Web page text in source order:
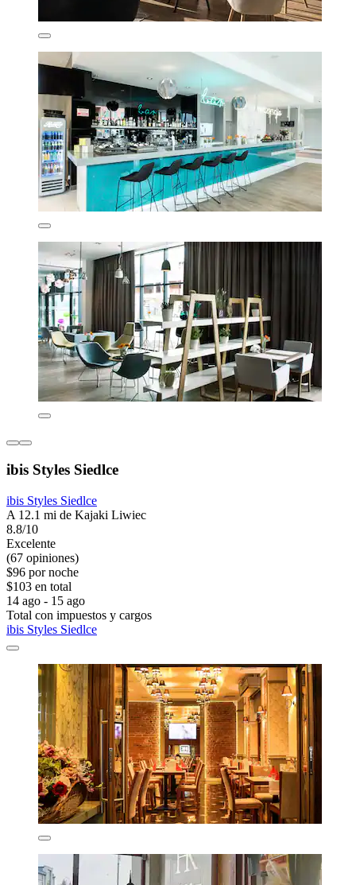
ibis Styles Siedlce
ibis Styles Siedlce
A 12.1 mi de Kajaki Liwiec
8.8/10
Excelente
(67 opiniones)
$96 por noche
$103 en total
14 ago - 15 ago
Total con impuestos y cargos
ibis Styles Siedlce